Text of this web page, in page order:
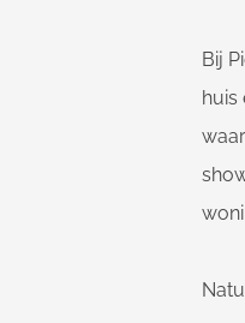
Bij
huis